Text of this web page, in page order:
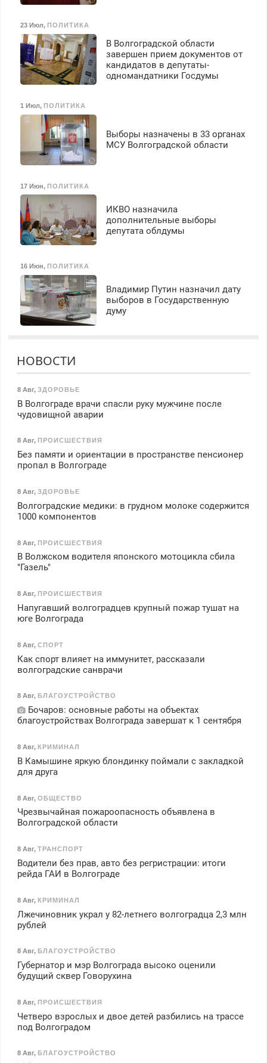
23 Июл, ПОЛИТИКА
В Волгоградской области
завершен прием документов от
кандидатов в депутаты-
одномандатники Госдумы
1 Июл, ПОЛИТИКА
Выборы назначены в 33 органах
МСУ Волгоградской области
17 Июн, ПОЛИТИКА
ИКВО назначила
дополнительные выборы
депутата облдумы
16 Июн, ПОЛИТИКА
Владимир Путин назначил дату
выборов в Государственную
думу
НОВОСТИ
8 Авг, ЗДОРОВЬЕ
В Волгограде врачи спасли руку мужчине после
чудовищной аварии
8 Авг, ПРОИСШЕСТВИЯ
Без памяти и ориентации в пространстве пенсионер
пропал в Волгограде
8 Авг, ЗДОРОВЬЕ
Волгоградские медики: в грудном молоке содержится
1000 компонентов
8 Авг, ПРОИСШЕСТВИЯ
В Волжском водителя японского мотоцикла сбила
"Газель"
8 Авг, ПРОИСШЕСТВИЯ
Напугавший волгоградцев крупный пожар тушат на
юге Волгограда
8 Авг, СПОРТ
Как спорт влияет на иммунитет, рассказали
волгоградские санврачи
8 Авг, БЛАГОУСТРОЙСТВО
Бочаров: основные работы на объектах
благоустройствах Волгограда завершат к 1 сентября
8 Авг, КРИМИНАЛ
В Камышине яркую блондинку поймали с закладкой
для друга
8 Авг, ОБЩЕСТВО
Чрезвычайная пожароопасность объявлена в
Волгоградской области
8 Авг, ТРАНСПОРТ
Водители без прав, авто без регристрации: итоги
рейда ГАИ в Волгограде
8 Авг, КРИМИНАЛ
Лжечиновник украл у 82-летнего волгоградца 2,3 млн
рублей
8 Авг, БЛАГОУСТРОЙСТВО
Губернатор и мэр Волгограда высоко оценили
будущий сквер Говорухина
8 Авг, ПРОИСШЕСТВИЯ
Четверо взрослых и двое детей разбились на трассе
под Волгоградом
8 Авг, БЛАГОУСТРОЙСТВО